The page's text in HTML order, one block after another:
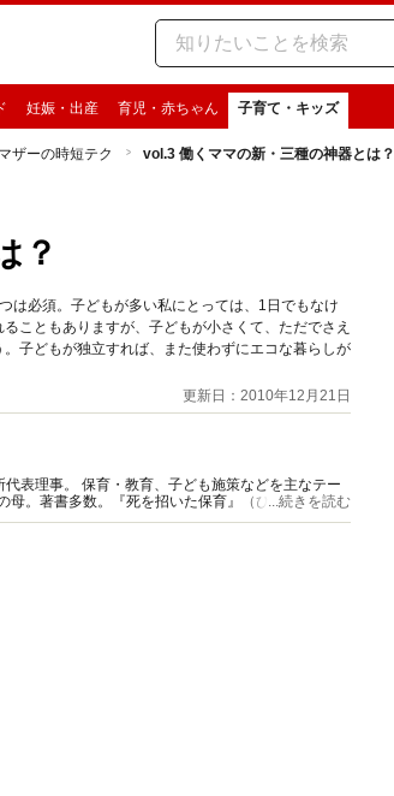
妊娠・出産 育児・赤ちゃん 子育て・キッズ
ザーの時短テク vol.3 働くママの新・三種の神器とは？
？
は必須。子どもが多い私にとっては、1日でもなけ
こともありますが、子どもが小さくて、ただでさえ
子どもが独立すれば、また使わずにエコな暮らしが
更新日：2010年12月21日
表理事。 保育・教育、子ども施策などを主なテー
母。著書多数。『死を招いた保育』（ひとなる書
...続きを読む